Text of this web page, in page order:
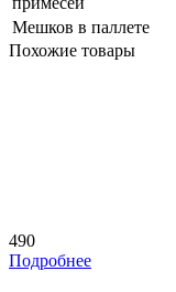
Мешков в паллете
Похожие товары
490
Подробнее